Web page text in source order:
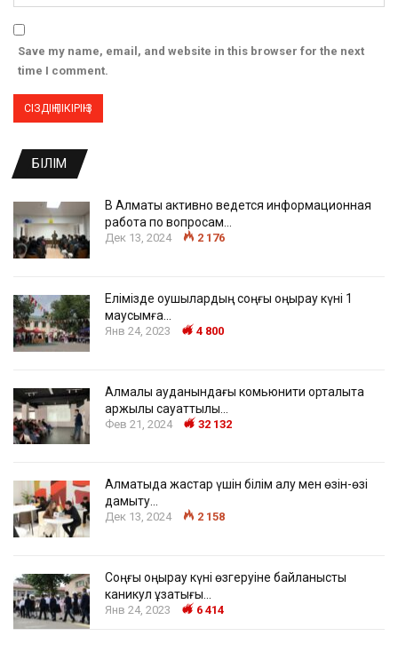
Save my name, email, and website in this browser for the next
time I comment.
БІЛІМ
В Алматы активно ведется информационная
работа по вопросам…
Дек 13, 2024 2 176
Елімізде оқушылардың соңғы қоңырау күні 1
маусымға…
Янв 24, 2023 4 800
Алмалы ауданындағы комьюнити орталықта
қаржылық сауаттылық…
Фев 21, 2024 32 132
Алматыда жастар үшін білім алу мен өзін-өзі
дамыту…
Дек 13, 2024 2 158
Соңғы қоңырау күні өзгеруіне байланысты
каникул ұзақтығы…
Янв 24, 2023 6 414